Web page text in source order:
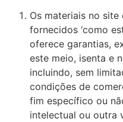
Os materiais no site
fornecidos ‘como
oferece garantias,
este meio, isenta e
incluindo, sem
condições de
fim específico ou
intelectual ou outra